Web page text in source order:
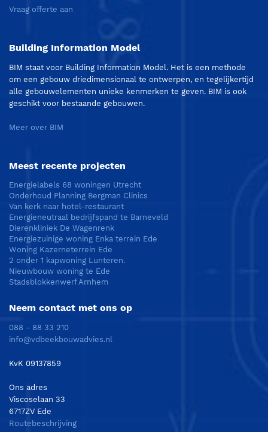
Vraag offerte aan
Building Information Model
BIM staat voor Building Information Model. Het is een methode
om een gebouw driedimensionaal te ontwerpen, en tegelijkertijd
alle gebouwelementen unieke kenmerken te geven. BIM is ook
geschikt voor bestaande gebouwen.
Meer over BIM
Meest recente projecten
Energielabels 68 woningen Utrecht
Onderhoud Planning Bergman Clinics
Van kerk naar hotel-restaurant
Energieneutraal bedrijfspand te Barneveld
Dierenkliniek De Wagenrenk
Energiezuinige woning Enka terrein Ede
Woning Kazerneterrein Ede
2 onder 1 kapwoning Lunteren.
Nieuwbouw woning te Ede
Stadsblokkenwerf Arnhem
Neem contact met ons op
088 - 88 33 210
info@vdbeekbouwadvies.nl
KvK 09137859
Ons adres
Viscoselaan 33
6717ZV Ede
Routebeschrijving